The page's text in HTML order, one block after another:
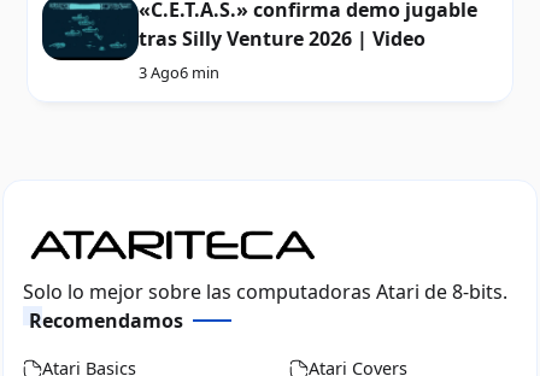
«C.E.T.A.S.» confirma demo jugable
tras Silly Venture 2026 | Video
3 Ago6 min
Solo lo mejor sobre las computadoras Atari de 8-bits.
Recomendamos
Atari Basics Atari Covers